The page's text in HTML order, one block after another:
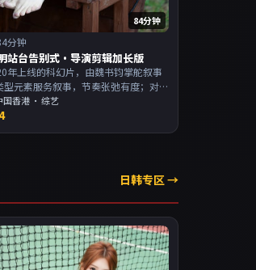
84分钟
分钟
站台告别式·导演剪辑加长版
年上线的科幻片，由魏书钧掌舵叙事
型元素服务叙事，节奏张弛有度；对
留意潜台词。主演以演技派为主，
叙事与人物关系的观众加入片单。
国香港 · 综艺
日韩专区 →